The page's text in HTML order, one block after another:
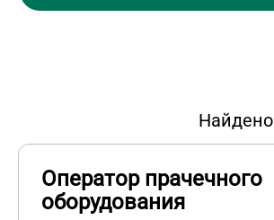
Найдено
Оператор прачечного
оборудования